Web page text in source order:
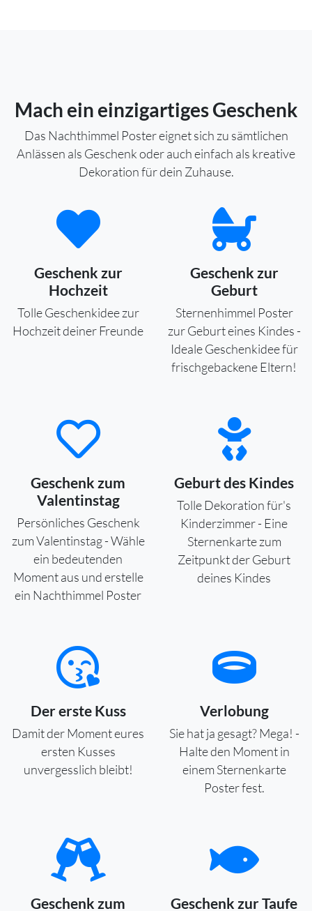
Mach ein einzigartiges Geschenk
Das Nachthimmel Poster eignet sich zu sämtlichen
Anlässen als Geschenk oder auch einfach als kreative
Dekoration für dein Zuhause.
Geschenk zur
Hochzeit
Tolle Geschenkidee zur
Hochzeit deiner Freunde
Geschenk zur
Geburt
Sternenhimmel Poster
zur Geburt eines Kindes -
Ideale Geschenkidee für
frischgebackene Eltern!
Geschenk zum
Valentinstag
Persönliches Geschenk
zum Valentinstag - Wähle
ein bedeutenden
Moment aus und erstelle
ein Nachthimmel Poster
Geburt des Kindes
Tolle Dekoration für's
Kinderzimmer - Eine
Sternenkarte zum
Zeitpunkt der Geburt
deines Kindes
Der erste Kuss
Damit der Moment eures
ersten Kusses
unvergesslich bleibt!
Verlobung
Sie hat ja gesagt? Mega! -
Halte den Moment in
einem Sternenkarte
Poster fest.
Geschenk zum Geschenk zur Taufe